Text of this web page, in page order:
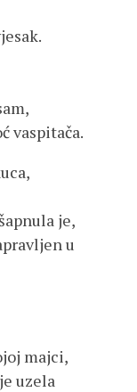
vaspitača.
je,
u
majci,
uzela